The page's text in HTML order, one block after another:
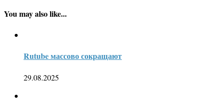
You may also like...
Rutube массово сокращают
29.08.2025